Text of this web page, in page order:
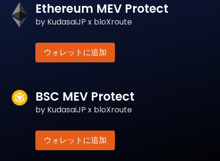
Ethereum MEV Protect
by KudasaiJP x bloXroute
ウォレットに追加
BSC MEV Protect
by KudasaiJP x bloXroute
ウォレットに追加